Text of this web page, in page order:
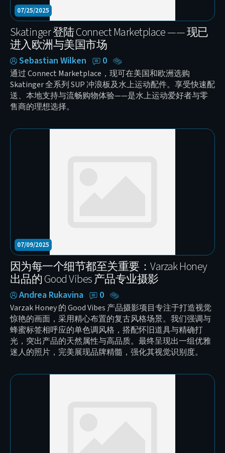
07/25/2025
Skatinger 登陆 Connect Marketplace —— 现已
进入欧洲与美国市场
Sebastian Wilken 0
通过 Connect Marketplace，现可在美国和欧洲选购
Skatinger 全系列 SUP 冲浪板及水上运动配件。享受快速配
送、本地支持与流畅购物体验——是水上运动爱好者与零
售商的理想选择。
07/09/2025
因为每一个细节都至关重要：Varzak Honey
出品的 Good Vibes 产品专业摄影
Andrea Rukavina 0
Varzak Honey 的 Good Vibes 产品摄影项目专注于打造视觉
惊艳的画面，采用精心布置的复古风格场景。我们强调与
蜂蜜标签相呼应的单色调风格，搭配怀旧道具与精确打
光，突出产品的天然属性与高品质。最终呈现出一组优雅
迷人的照片，完美展现品牌精髓，强化其视觉识别度。